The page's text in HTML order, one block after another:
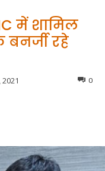
में शामिल
रहे
0